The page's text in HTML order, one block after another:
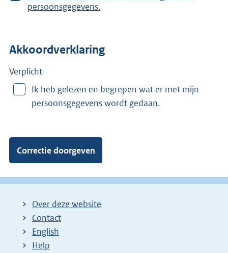
o
e
r
n
persoonsgegevens.
Akkoordverklaring
Verplicht
Ik heb gelezen en begrepen wat er met mijn
persoonsgegevens wordt gedaan.
Over deze website
Contact
English
Help